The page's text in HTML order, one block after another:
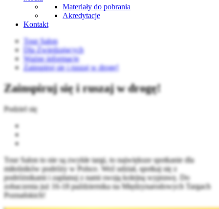
Materiały do pobrania
Akredytacje
Kontakt
Tour Salon
Dla Zwiedzających
Ważne informacje
Zainspiruj się i ruszaj w drogę!
Zainspiruj się i ruszaj w drogę!
Podziel się
Tour Salon to nie są zwykłe targi, to największe spotkanie dla
miłośników podróży w Polsce. Weź udział, spotkaj się z
podróżnikami i zaplanuj z nami swoją kolejną wyprawę. Do
zobaczenia już 16-18 października na Międzynarodowych Targach
Poznańskich!